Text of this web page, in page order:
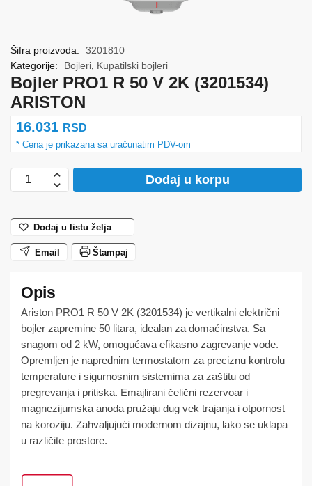
Bojler PRO1 R 50 V 2K (3201534)
ARISTON
16.031 RSD
Bojler
PRO1
50
V
ARISTON
količina
Dodaj u korpu
Šifra proizvoda:
3201810
Kategorije:
Bojleri Kupatilski bojleri
Dodaj u listu želja
Email Štampaj
Ariston PRO1 R 50 V 2K (3201534) je vertikalni električni
bojler zapremine 50 litara, idealan za domaćinstva. Sa
snagom od 2 kW, omogućava efikasno zagrevanje vode.
Opremljen je naprednim termostatom za preciznu kontrolu
temperature i sigurnosnim sistemima za zaštitu od
pregrevanja i pritiska. Emajlirani čelični rezervoar i
magnezijumska anoda pružaju dug vek trajanja i otpornost
na koroziju. Zahvaljujući modernom dizajnu, lako se uklapa
u različite prostore.